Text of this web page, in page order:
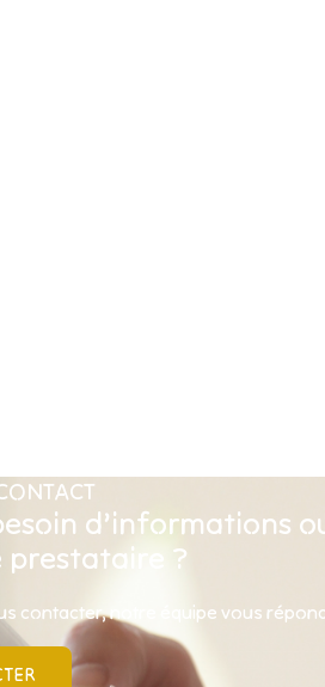
d’informations
?
contacter, notre équipe vous